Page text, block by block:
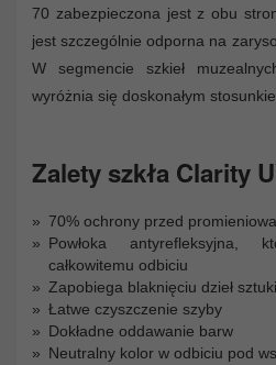
70 zabezpieczona jest z obu
jest szczególnie odporna na
W segmencie szkieł
wyróżnia się doskonałym
Zalety szkła Clarity
70% ochrony przed
Powłoka antyrefleksyjna,
całkowitemu odbiciu
Zapobiega blaknięciu dzieł sztuki
Łatwe czyszczenie szyby
Dokładne oddawanie barw
Neutralny kolor w odbiciu pod